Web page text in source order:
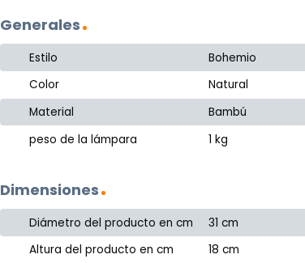
Generales
Estilo
Bohemio
Color
Natural
Material
Bambú
peso de la lámpara
1 kg
Dimensiones
Diámetro del producto en cm
31 cm
Altura del producto en cm
18 cm